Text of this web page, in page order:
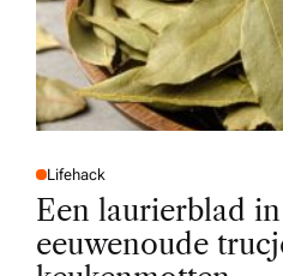
P
O
E
D
Lifehack
Een laurierblad
eeuwenoude